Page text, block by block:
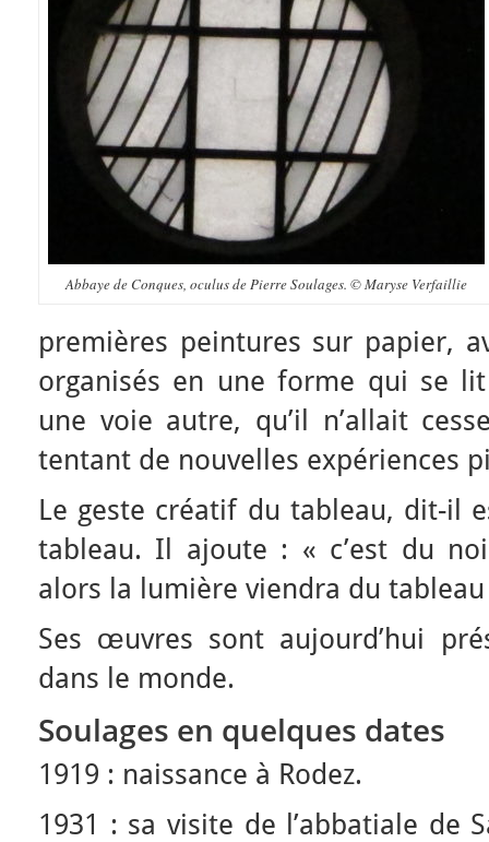
Abbaye de Conques, oculus de Pierre Soulages. © Maryse Verfaillie
premières peintures sur papier,
organisés en une forme qui se
une voie autre, qu’il n’allait
tentant de nouvelles expériences
Le geste créatif du tableau, dit-il
tableau. Il ajoute : « c’est du
alors la lumière viendra du tableau
Ses œuvres sont aujourd’hui
dans le monde.
Soulages en quelques dates
1919 : naissance à Rodez.
1931 : sa visite de l’abbatiale de